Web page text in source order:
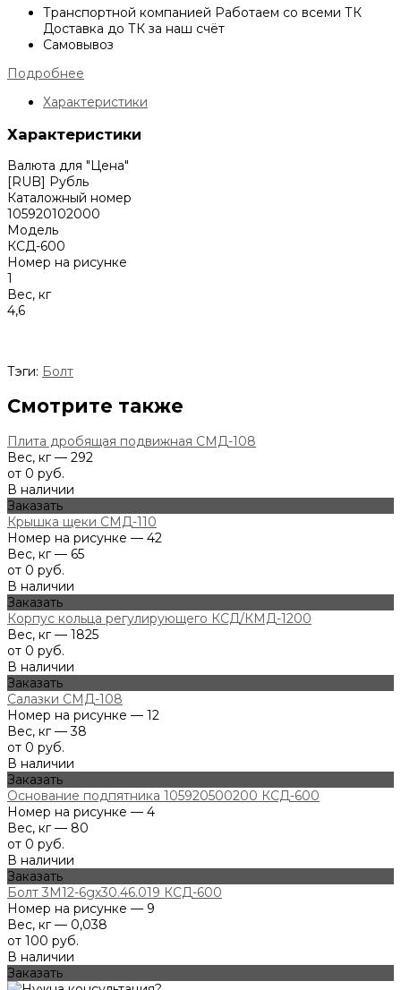
Транспортной компанией Работаем со всеми ТК
Доставка до ТК за наш счёт
Самовывоз
Подробнее
Характеристики
Характеристики
Валюта для "Цена"
[RUB] Рубль
Каталожный номер
105920102000
Модель
КСД-600
Номер на рисунке
1
Вес, кг
4,6
Тэги: Болт
Смотрите также
Плита дробящая подвижная СМД-108
Вес, кг — 292
от 0 руб.
В наличии
Заказать
Крышка щеки СМД-110
Номер на рисунке — 42
Вес, кг — 65
от 0 руб.
В наличии
Заказать
Корпус кольца регулирующего КСД/КМД-1200
Вес, кг — 1825
от 0 руб.
В наличии
Заказать
Салазки СМД-108
Номер на рисунке — 12
Вес, кг — 38
от 0 руб.
В наличии
Заказать
Основание подпятника 105920500200 КСД-600
Номер на рисунке — 4
Вес, кг — 80
от 0 руб.
В наличии
Заказать
Болт 3М12-6gх30.46.019 КСД-600
Номер на рисунке — 9
Вес, кг — 0,038
от 100 руб.
В наличии
Заказать